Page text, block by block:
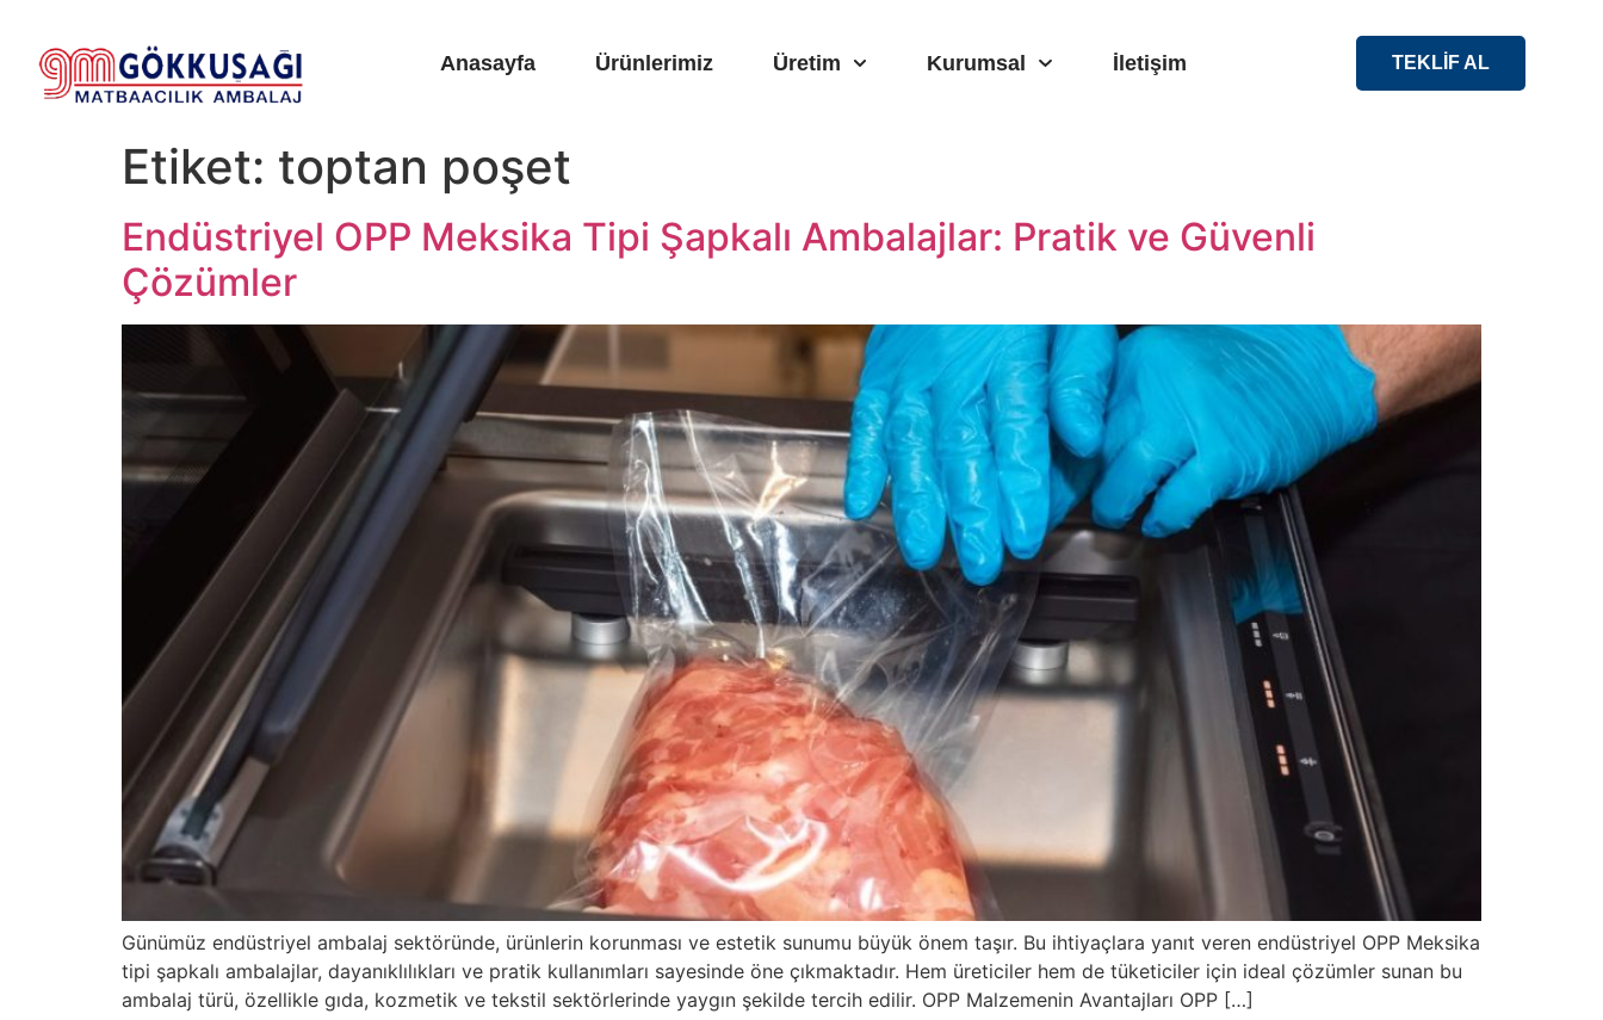
Anasayfa Ürünlerimiz Üretim Kurumsal İletişim TEKLİF AL
Etiket: toptan poşet
Endüstriyel OPP Meksika Tipi Şapkalı Ambalajlar: Pratik ve Güvenli
Çözümler
Günümüz endüstriyel ambalaj sektöründe, ürünlerin korunması ve estetik sunumu büyük önem taşır. Bu ihtiyaçlara yanıt veren endüstriyel OPP Meksika
tipi şapkalı ambalajlar, dayanıklılıkları ve pratik kullanımları sayesinde öne çıkmaktadır. Hem üreticiler hem de tüketiciler için ideal çözümler sunan bu
ambalaj türü, özellikle gıda, kozmetik ve tekstil sektörlerinde yaygın şekilde tercih edilir. OPP Malzemenin Avantajları OPP […]